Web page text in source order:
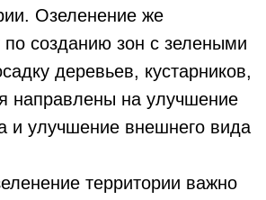
Озеленение же
по созданию зон с зелеными
деревьев, кустарников,
направлены на улучшение
и улучшение внешнего вида
территории важно